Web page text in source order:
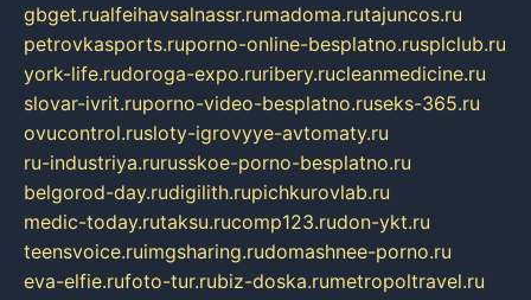
gbget.rualfeihavsalnassr.rumadoma.rutajuncos.ru
petrovkasports.ruporno-online-besplatno.rusplclub.ru
york-life.rudoroga-expo.ruribery.rucleanmedicine.ru
slovar-ivrit.ruporno-video-besplatno.ruseks-365.ru
ovucontrol.rusloty-igrovyye-avtomaty.ru
ru-industriya.rurusskoe-porno-besplatno.ru
belgorod-day.rudigilith.rupichkurovlab.ru
medic-today.rutaksu.rucomp123.rudon-ykt.ru
teensvoice.ruimgsharing.rudomashnee-porno.ru
eva-elfie.rufoto-tur.rubiz-doska.rumetropoltravel.ru